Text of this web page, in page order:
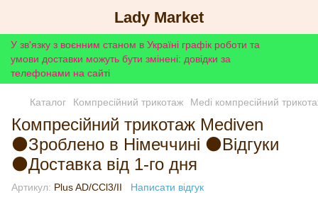
Lady Market
У зв'язку з воєнним станом в Україні графік роботи та
умови доставки можуть бути змінені: довідки за
телефонами на сайті
Каталог Компресійний трикотаж Medi компресійний
Компресійний трикотаж Mediven
⚫Зроблено в Німеччині ⚫Відгуки
⚫Доставка від 1-го дня
Артикул: Plus AD/CCl3/II Написати відгук